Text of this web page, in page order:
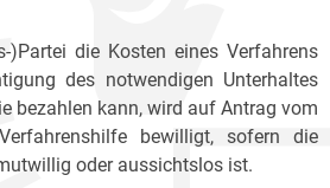
)Partei die Kosten eines Verfahrens
des notwendigen Unterhaltes
bezahlen kann, wird auf Antrag vom
bewilligt, sofern die
oder aussichtslos ist.